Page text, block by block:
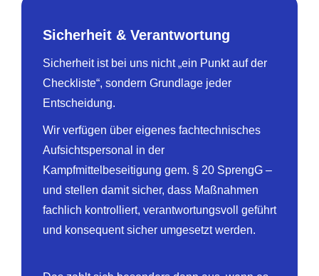
Sicherheit & Verantwortung
Sicherheit ist bei uns nicht „ein Punkt auf der
Checkliste“, sondern Grundlage jeder
Entscheidung.
Wir verfügen über eigenes fachtechnisches
Aufsichtspersonal in der
Kampfmittelbeseitigung gem. § 20 SprengG –
und stellen damit sicher, dass Maßnahmen
fachlich kontrolliert, verantwortungsvoll geführt
und konsequent sicher umgesetzt werden.